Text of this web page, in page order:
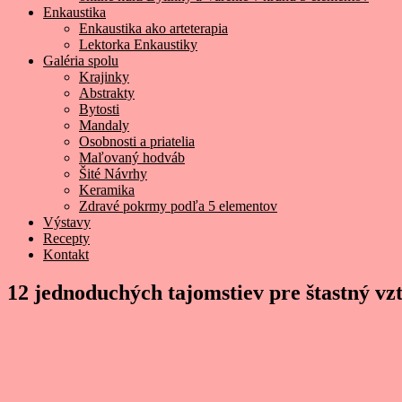
Enkaustika
Enkaustika ako arteterapia
Lektorka Enkaustiky
Galéria spolu
Krajinky
Abstrakty
Bytosti
Mandaly
Osobnosti a priatelia
Maľovaný hodváb
Šité Návrhy
Keramika
Zdravé pokrmy podľa 5 elementov
Výstavy
Recepty
Kontakt
12 jednoduchých tajomstiev pre štastný